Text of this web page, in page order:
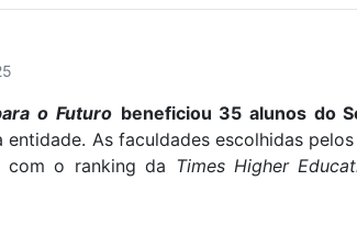
o Futuro beneficiou 35 alunos do
As faculdades escolhidas
com o ranking da Times Higher